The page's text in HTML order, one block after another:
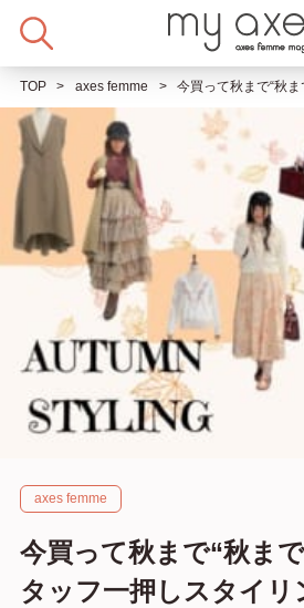
TOP axes femme 今買って秋まで“秋
axes femme
今買って秋まで“秋ま
タッフ一押しスタイリ